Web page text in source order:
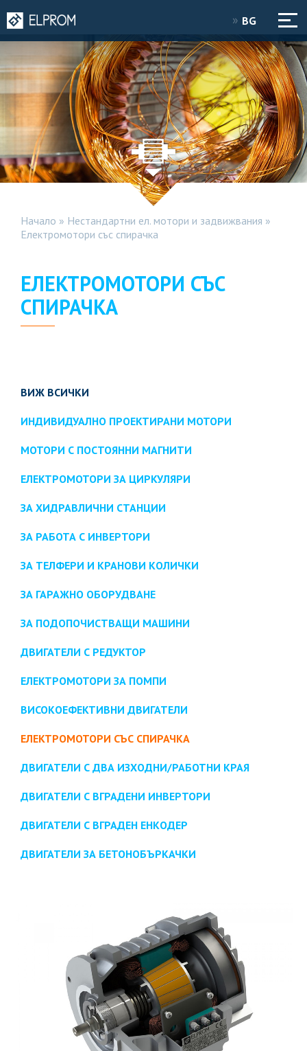
BG
Начало » Нестандартни ел. мотори и задвижвания »
Електромотори със спирачка
ЕЛЕКТРОМОТОРИ СЪС
СПИРАЧКА
ВИЖ ВСИЧКИ
ИНДИВИДУАЛНО ПРОЕКТИРАНИ МОТОРИ
МОТОРИ С ПОСТОЯННИ МАГНИТИ
ЕЛЕКТРОМОТОРИ ЗА ЦИРКУЛЯРИ
ЗА ХИДРАВЛИЧНИ СТАНЦИИ
ЗА РАБОТА С ИНВЕРТОРИ
ЗА ТЕЛФЕРИ И КРАНОВИ КОЛИЧКИ
ЗА ГАРАЖНО ОБОРУДВАНЕ
ЗА ПОДОПОЧИСТВАЩИ МАШИНИ
ДВИГАТЕЛИ С РЕДУКТОР
ЕЛЕКТРОМОТОРИ ЗА ПОМПИ
ВИСОКОЕФЕКТИВНИ ДВИГАТЕЛИ
ЕЛЕКТРОМОТОРИ СЪС СПИРАЧКА
ДВИГАТЕЛИ С ДВА ИЗХОДНИ/РАБОТНИ КРАЯ
ДВИГАТЕЛИ С ВГРАДЕНИ ИНВЕРТОРИ
ДВИГАТЕЛИ С ВГРАДЕН ЕНКОДЕР
ДВИГАТЕЛИ ЗА БЕТОНОБЪРКАЧКИ